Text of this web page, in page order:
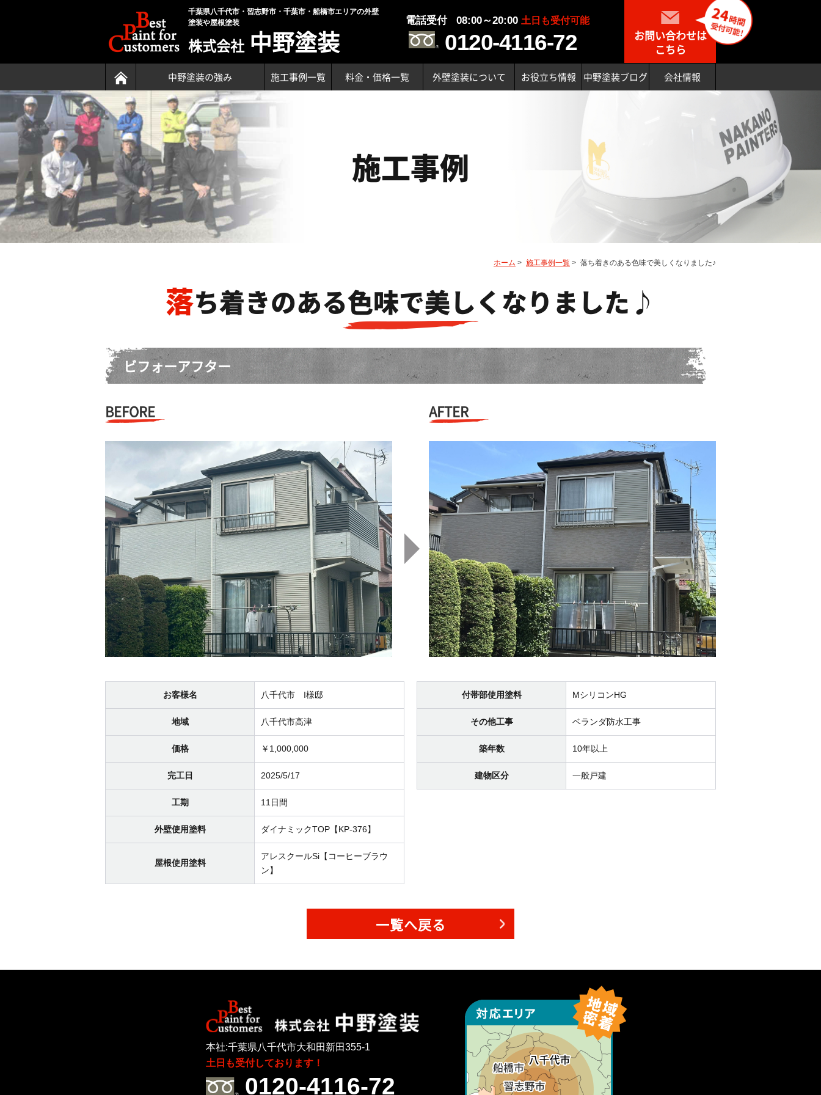
千葉県八千代市・習志野市・千葉市・船橋市エリアの外壁
塗装や屋根塗装
株式会社中野塗装
お問い合わせは
こちら
電話受付 08:00～20:00 土日も受付可能
0120-4116-72
中野塗装の強み 施工事例一覧 料金・価格一覧 外壁塗装について お役立ち情報 中野塗装ブログ 会社情報
施工事例
ホーム > 施工事例一覧 > 落ち着きのある色味で美しくなりました♪
落ち着きのある色味で美しくなりました♪
ビフォーアフター
AFTER
BEFORE
お客様名 八千代市 I様邸
地域 八千代市高津
価格 ￥1,000,000
完工日 2025/5/17
工期 11日間
外壁使用塗料 ダイナミックTOP【KP-376】
屋根使用塗料
アレスクールSi【コーヒーブラウ
ン】
付帯部使用塗料 MシリコンHG
その他工事 ベランダ防水工事
築年数 10年以上
建物区分 一般戸建
一覧へ戻る
本社:千葉県八千代市大和田新田355-1
土日も受付しております！
0120-4116-72